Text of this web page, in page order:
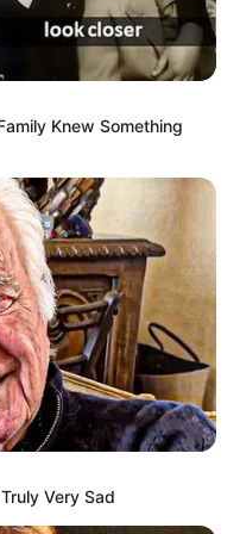
Knew Something
Very Sad